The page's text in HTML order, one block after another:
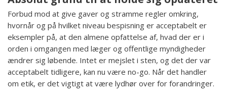
Forbud mod at give gaver og stramme regler omkring,
hvornår og på hvilket niveau bespisning er acceptabelt er
eksempler på, at den almene opfattelse af, hvad der er i
orden i omgangen med læger og offentlige myndigheder
ændrer sig løbende. Intet er mejslet i sten, og det der var
acceptabelt tidligere, kan nu være no-go. Når det handler
om etik, er det vigtigt at være lydhør over for forandringer.